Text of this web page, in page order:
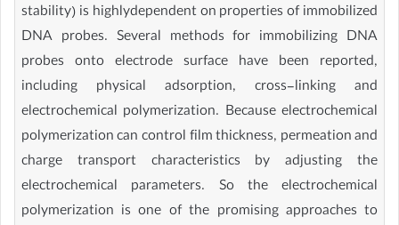
stability) is highlydependent on properties of immobilized
DNA probes. Several methods for immobilizing DNA
probes onto electrode surface have been reported,
including physical adsorption, cross-linking and
electrochemical polymerization. Because electrochemical
polymerization can control film thickness, permeation and
charge transport characteristics by adjusting the
electrochemical parameters. So the electrochemical
polymerization is one of the promising approaches to